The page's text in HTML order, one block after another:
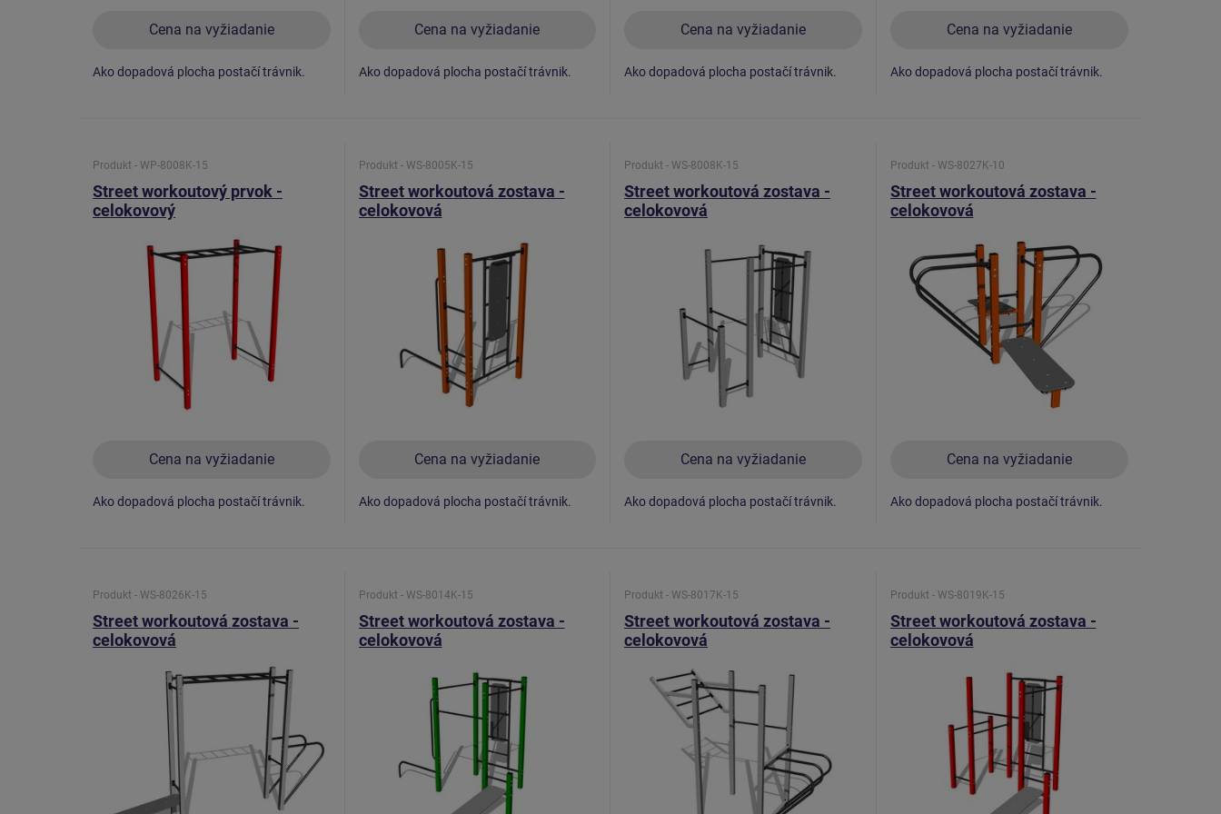
Cena na vyžiadanie
Ako dopadová plocha postačí trávnik.
Cena na vyžiadanie
Ako dopadová plocha postačí trávnik.
Cena na vyžiadanie
Ako dopadová plocha postačí trávnik.
Cena na vyžiadanie
Ako dopadová plocha postačí trávnik.
Produkt - WP-8008K-15
Street workoutový prvok -
celokovový
Cena na vyžiadanie
Ako dopadová plocha postačí trávnik.
Produkt - WS-8005K-15
Street workoutová zostava -
celokovová
Cena na vyžiadanie
Ako dopadová plocha postačí trávnik.
Produkt - WS-8008K-15
Street workoutová zostava -
celokovová
Cena na vyžiadanie
Ako dopadová plocha postačí trávnik.
Produkt - WS-8027K-10
Street workoutová zostava -
celokovová
Cena na vyžiadanie
Ako dopadová plocha postačí trávnik.
Produkt - WS-8026K-15
Street workoutová zostava -
celokovová
Produkt - WS-8014K-15
Street workoutová zostava -
celokovová
Produkt - WS-8017K-15
Street workoutová zostava -
celokovová
Produkt - WS-8019K-15
Street workoutová zostava -
celokovová